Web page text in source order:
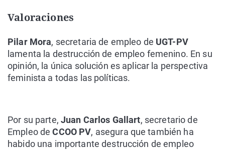
Valoraciones
Pilar Mora, secretaria de empleo de UGT-PV
lamenta la destrucción de empleo femenino. En su
opinión, la única solución es aplicar la perspectiva
feminista a todas las políticas.
Por su parte, Juan Carlos Gallart, secretario de
Empleo deCCOO PV, asegura que también ha
habido una importante destrucción de empleo